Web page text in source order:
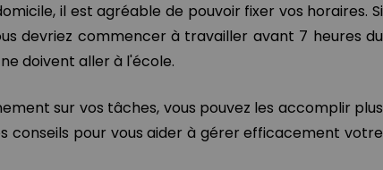
il est agréable de pouvoir fixer vos horaires. Si
devriez commencer à travailler avant 7 heures du
doivent aller à l'école.
sur vos tâches, vous pouvez les accomplir plus
conseils pour vous aider à gérer efficacement votre